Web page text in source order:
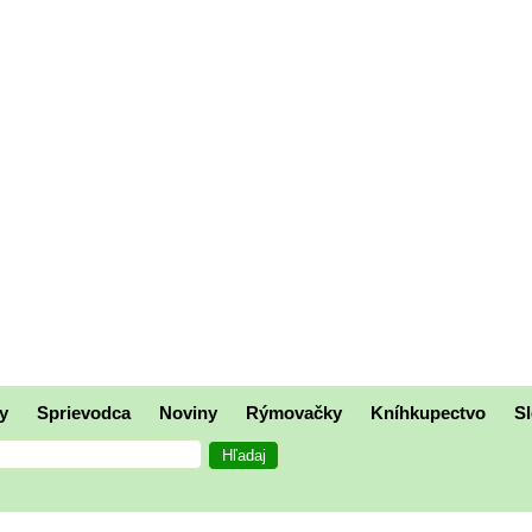
Sprievodca Noviny Rýmovačky Kníhkupectvo